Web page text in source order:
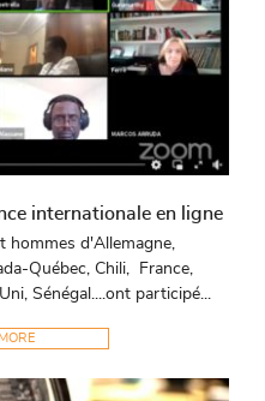
internationale en ligne
hommes d'Allemagne,
Québec, Chili, France,
Sénégal....ont participé...